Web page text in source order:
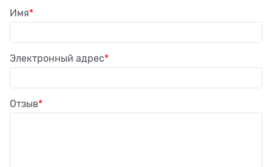
Имя
Электронный адрес
Отзыв